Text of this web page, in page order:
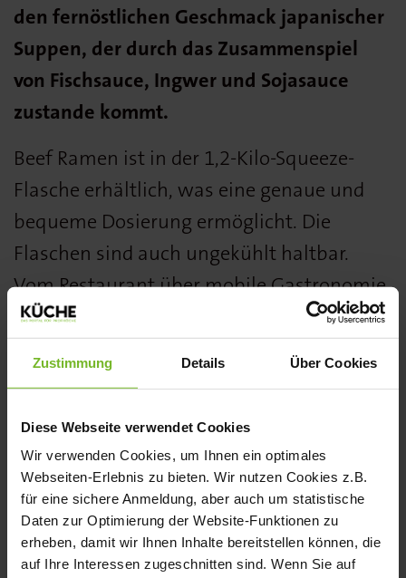
Zustimmung Details Über Cookies
Diese Webseite verwendet Cookies
Wir verwenden Cookies, um Ihnen ein optimales
Webseiten-Erlebnis zu bieten. Wir nutzen Cookies z.B.
für eine sichere Anmeldung, aber auch um statistische
Daten zur Optimierung der Website-Funktionen zu
erheben, damit wir Ihnen Inhalte bereitstellen können, die
auf Ihre Interessen zugeschnitten sind. Wenn Sie auf
den fernöstlichen Geschmack japanischer
Suppen, der durch das Zusammenspiel
von Fischsauce, Ingwer und Sojasauce
zustande kommt.
Beef Ramen ist in der 1,2-Kilo-Squeeze-
Flasche erhältlich, was eine genaue und
bequeme Dosierung ermöglicht. Die
Flaschen sind auch ungekühlt haltbar.
Vom Restaurant über mobile Gastronomie
bis zur heißen Theke kann Flüssiggewürz
www.raps.com
Das Flüssiggewürz Beef Ramen von Raps
wurde von der Fachjury des KÜCHE BEST
PRODUCT AWARDS in der Kategorie
Kräuter/Gewürze mit einer